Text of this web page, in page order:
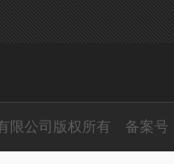
限公司版权所有 备案号